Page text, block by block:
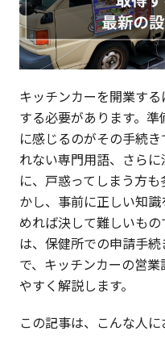
キッチンカーを開業す
する必要があります。
に感じるのがその手続
れない専門用語、さら
に、戸惑ってしまう方
かし、事前に正しい知
めれば決して難しいも
は、保健所での申請手
で、キッチンカーの営
やすく解説します。
この記事は、こんな人